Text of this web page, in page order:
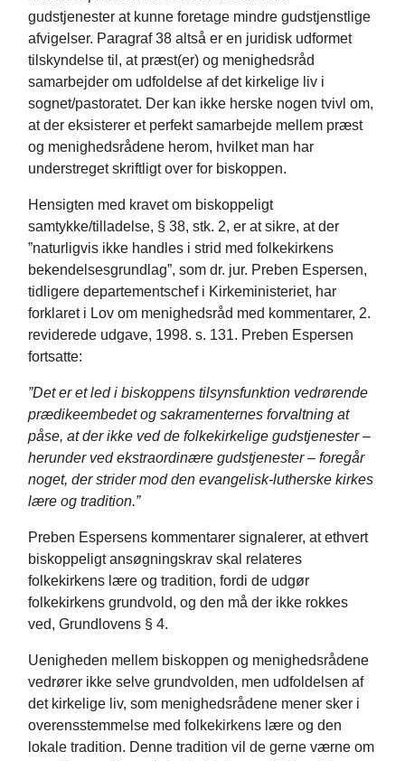
gudstjenester at kunne foretage mindre gudstjenstlige
afvigelser. Paragraf 38 altså er en juridisk udformet
tilskyndelse til, at præst(er) og menighedsråd
samarbejder om udfoldelse af det kirkelige liv i
sognet/pastoratet. Der kan ikke herske nogen tvivl om,
at der eksisterer et perfekt samarbejde mellem præst
og menighedsrådene herom, hvilket man har
understreget skriftligt over for biskoppen.
Hensigten med kravet om biskoppeligt
samtykke/tilladelse, § 38, stk. 2, er at sikre, at der
”naturligvis ikke handles i strid med folkekirkens
bekendelsesgrundlag”, som dr. jur. Preben Espersen,
tidligere departementschef i Kirkeministeriet, har
forklaret i Lov om menighedsråd med kommentarer, 2.
reviderede udgave, 1998. s. 131. Preben Espersen
fortsatte:
”Det er et led i biskoppens tilsynsfunktion vedrørende
prædikeembedet og sakramenternes forvaltning at
påse, at der ikke ved de folkekirkelige gudstjenester –
herunder ved ekstraordinære gudstjenester – foregår
noget, der strider mod den evangelisk-lutherske kirkes
lære og tradition.”
Preben Espersens kommentarer signalerer, at ethvert
biskoppeligt ansøgningskrav skal relateres
folkekirkens lære og tradition, fordi de udgør
folkekirkens grundvold, og den må der ikke rokkes
ved, Grundlovens § 4.
Uenigheden mellem biskoppen og menighedsrådene
vedrører ikke selve grundvolden, men udfoldelsen af
det kirkelige liv, som menighedsrådene mener sker i
overensstemmelse med folkekirkens lære og den
lokale tradition. Denne tradition vil de gerne værne om